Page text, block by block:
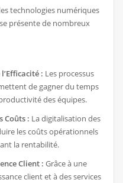
technologies numériques
présente de nombreux
: Les processus
de gagner du temps
des équipes.
Coûts : La digitalisation des
les coûts opérationnels
la rentabilité.
Client : Grâce à une
client et à des services